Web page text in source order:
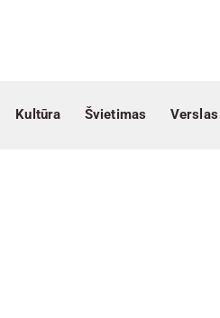
Kultūra Švietimas Verslas